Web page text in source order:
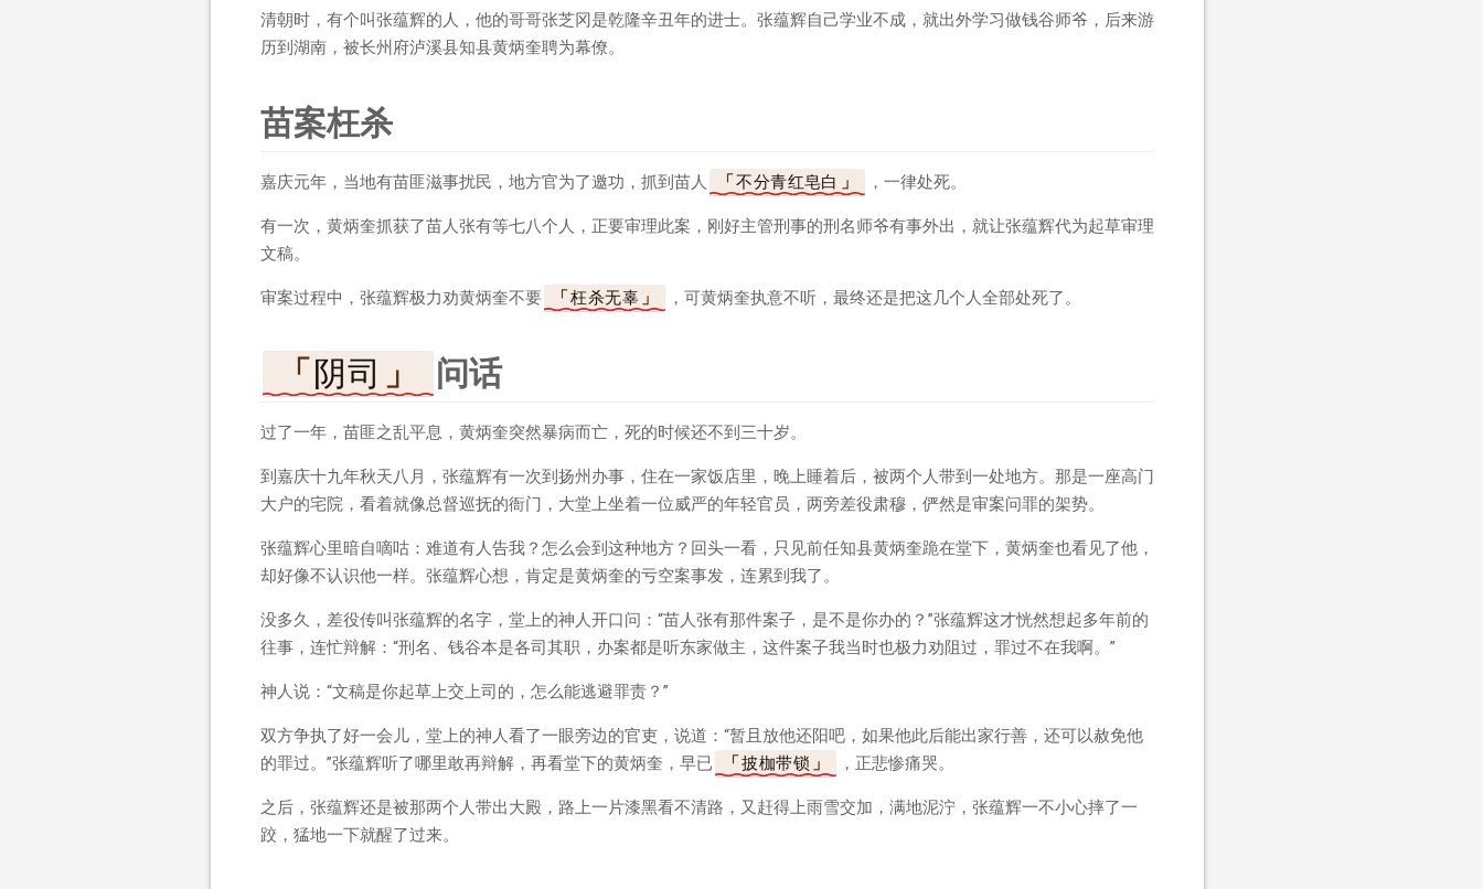
清朝时，有个叫张蕴辉的人，他的哥哥张芝冈是乾隆辛丑年的进士。张蕴辉自己学业不成，就出外学习做钱谷师爷，后来游
历到湖南，被长州府泸溪县知县黄炳奎聘为幕僚。
苗案枉杀
嘉庆元年，当地有苗匪滋事扰民，地方官为了邀功，抓到苗人 不分青红皂白 ，一律处死。
有一次，黄炳奎抓获了苗人张有等七八个人，正要审理此案，刚好主管刑事的刑名师爷有事外出，就让张蕴辉代为起草审理
文稿。
审案过程中，张蕴辉极力劝黄炳奎不要 枉杀无辜 ，可黄炳奎执意不听，最终还是把这几个人全部处死了。
阴司 问话
过了一年，苗匪之乱平息，黄炳奎突然暴病而亡，死的时候还不到三十岁。
到嘉庆十九年秋天八月，张蕴辉有一次到扬州办事，住在一家饭店里，晚上睡着后，被两个人带到一处地方。那是一座高门
大户的宅院，看着就像总督巡抚的衙门，大堂上坐着一位威严的年轻官员，两旁差役肃穆，俨然是审案问罪的架势。
张蕴辉心里暗自嘀咕：难道有人告我？怎么会到这种地方？回头一看，只见前任知县黄炳奎跪在堂下，黄炳奎也看见了他，
却好像不认识他一样。张蕴辉心想，肯定是黄炳奎的亏空案事发，连累到我了。
没多久，差役传叫张蕴辉的名字，堂上的神人开口问：“苗人张有那件案子，是不是你办的？”张蕴辉这才恍然想起多年前的
往事，连忙辩解：“刑名、钱谷本是各司其职，办案都是听东家做主，这件案子我当时也极力劝阻过，罪过不在我啊。”
神人说：“文稿是你起草上交上司的，怎么能逃避罪责？”
双方争执了好一会儿，堂上的神人看了一眼旁边的官吏，说道：“暂且放他还阳吧，如果他此后能出家行善，还可以赦免他
的罪过。”张蕴辉听了哪里敢再辩解，再看堂下的黄炳奎，早已
披枷带锁 ，正悲惨痛哭。
之后，张蕴辉还是被那两个人带出大殿，路上一片漆黑看不清路，又赶得上雨雪交加，满地泥泞，张蕴辉一不小心摔了一
跤，猛地一下就醒了过来。